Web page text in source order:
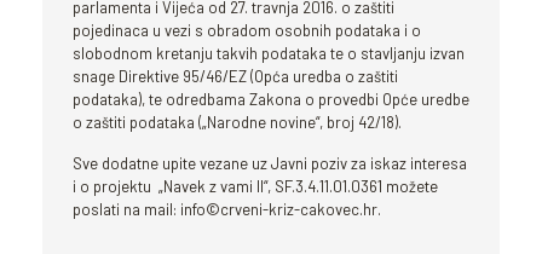
parlamenta i Vijeća od 27. travnja 2016. o zaštiti
pojedinaca u vezi s obradom osobnih podataka i o
slobodnom kretanju takvih podataka te o stavljanju izvan
snage Direktive 95/46/EZ (Opća uredba o zaštiti
podataka), te odredbama Zakona o provedbi Opće uredbe
o zaštiti podataka („Narodne novine“, broj 42/18).
Sve dodatne upite vezane uz Javni poziv za iskaz interesa
i o projektu „Navek z vami II“, SF.3.4.11.01.0361 možete
poslati na mail: info©crveni-kriz-cakovec.hr.